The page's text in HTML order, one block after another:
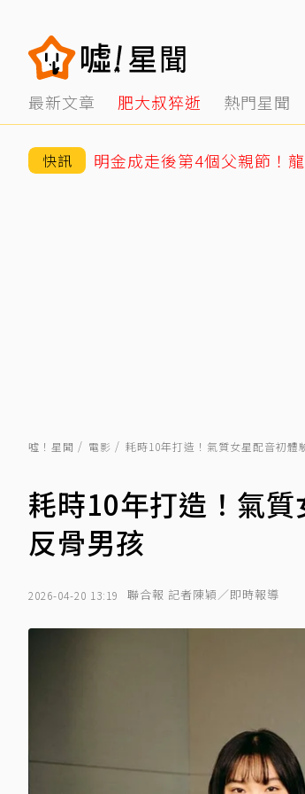
最新文章 肥大叔猝逝 熱門星聞
快訊
噓！星聞 電影 耗時10年打造！氣質女星配音初
耗時10年打造！氣
反骨男孩
2026-04-20 13:19 聯合報 記者陳穎／即時報導